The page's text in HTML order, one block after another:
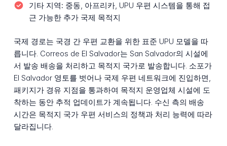
기타 지역: 중동, 아프리카, UPU 우편 시스템을 통해 접
근 가능한 추가 국제 목적지
국제 경로는 국경 간 우편 교환을 위한 표준 UPU 모델을 따
릅니다. Correos de El Salvador는 San Salvador의 시설에
서 발송 배송을 처리하고 목적지 국가로 발송합니다. 소포가
El Salvador 영토를 벗어나 국제 우편 네트워크에 진입하면,
패키지가 경유 지점을 통과하여 목적지 운영업체 시설에 도
착하는 동안 추적 업데이트가 계속됩니다. 수신 측의 배송
시간은 목적지 국가 우편 서비스의 정책과 처리 능력에 따라
달라집니다.